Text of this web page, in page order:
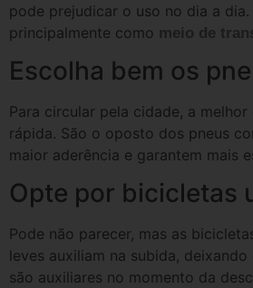
pode prejudicar o uso no dia a
principalmente como meio de
Escolha bem os
Para circular pela cidade, a
rápida. São o oposto dos pneus
maior aderência e garantem mais
Opte por bicicletas
Pode não parecer, mas as
leves auxiliam na subida,
são auxiliares no momento da